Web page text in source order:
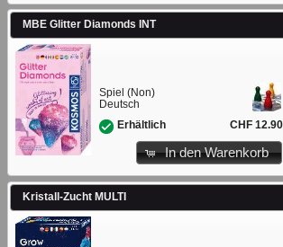
MBE Glitter Diamonds INT
Spiel (Non)
Deutsch
Erhältlich
CHF 12.90
In den Warenkorb
Kristall-Zucht MULTI